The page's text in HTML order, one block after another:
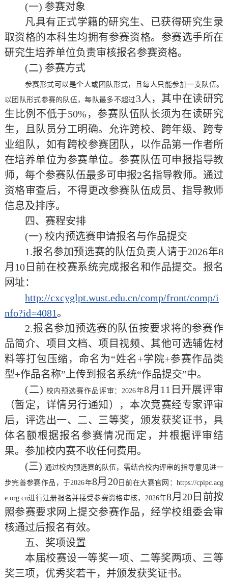
(一) 参赛对象
凡具有正式学籍的研究生、已获得研究生录
取资格的本科生均拥有参赛资格。参赛选手所在
研究生培养单位负责审核报名参赛资格。
(二) 参赛方式
参赛形式可以是个人或团队形式，且每人只能参加一支队伍。
以团队形式参赛的队伍，每队最多不超过 3人，其中在读研究
生比例不低于50%，参赛队伍队长须为在读研究
生，且队员分工明确。允许跨校、跨年级、跨专
业组队，如有跨校参赛团队，以作品第一作者所
在培养单位为参赛单位。参赛队伍可申报指导教
师，每个参赛队伍最多可申报2名指导教师。通过
资格审查后，不得更改参赛队伍成员、指导教师
信息及排序。
四、赛程安排
(一) 校内预选赛申请报名与作品提交
1.报名参加预选赛的队伍负责人请于2026年8
月 10 日前在校赛系统完成报名和作品提交。报名
网址：
http://cxcyglpt.wust.edu.cn/comp/front/comp/i
nfo?id=4081。
2.报名参加预选赛的队伍按要求将的参赛作
品简介、项目文档、项目视频、其他可选辅佐材
料等打包压缩，命名为“姓名+学院+参赛作品类
型+作品名称”上传到报名系统“作品提交”中。
(二) 校内预选赛作品评审： 2026年8月 11 日开展评审
（暂定，详情另行通知），本次竞赛经专家评审
后，评选出一、二、三等奖，颁发获奖证书，具
体名额根据报名参赛情况而定，并根据评审结
果。参加校内赛不收任何费用。
(三)通过校内预选赛的队伍，需结合校内评审的指导意见进一
步完善参赛作品，于2026年8月 20日前在大赛官网：https://cpipc.acg
e.org.cn进行注册报名并接受参赛资格审核，2026年8月 20 日前按
照参赛要求网上提交参赛作品，经学校组委会审
核通过后报名有效。
五、 奖项设置
本届校赛设一等奖一项、二等奖两项、三等
奖三项， 优秀奖若干， 并颁发获奖证书。